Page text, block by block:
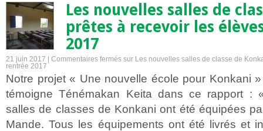
21 juin 2017 | Commentaires fermés sur Les nouvelles salles de classe de
rentrée 2017
Les nouvelles salles de
prêtes à recevoir les
2017
Notre projet « Une nouvelle école pour Konkani
témoigne Ténémakan Keita dans ce rapport :
salles de classes de Konkani ont été équipées
Mande. Tous les équipements ont été livrés et